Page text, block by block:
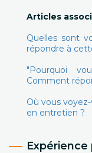
Articles
Quelles sont
répondre à
"Pourquoi
Comment
Où vous
en entretien ?